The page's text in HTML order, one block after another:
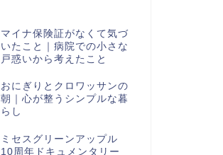
マイナ保険証がなくて気づ
いたこと｜病院での小さな
戸惑いから考えたこと
おにぎりとクロワッサンの
朝｜心が整うシンプルな暮
らし
ミセスグリーンアップル
10周年ドキュメンタリー